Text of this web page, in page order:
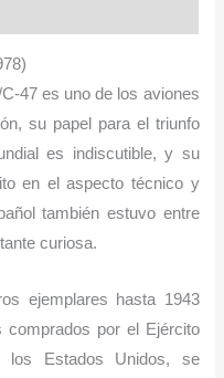
47 es uno de los aviones
su papel para el triunfo
es indiscutible, y su
en el aspecto técnico y
también estuvo entre
curiosa.
ejemplares hasta 1943
comprados por el Ejército
los Estados Unidos, se